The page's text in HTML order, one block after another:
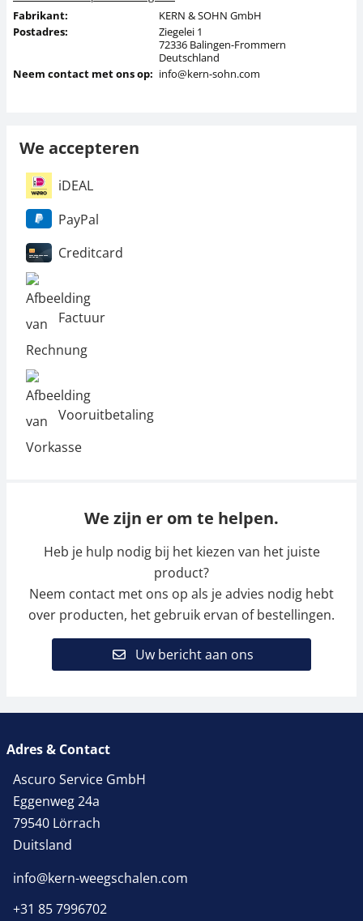
Fabrikant:
KERN & SOHN GmbH
Postadres:
Ziegelei 1
72336 Balingen-Frommern
Deutschland
Neem contact met ons op: info@kern-sohn.com
We accepteren
iDEAL
PayPal
Creditcard
Factuur
Vooruitbetaling
We zijn er om te helpen.
Heb je hulp nodig bij het kiezen van het juiste
product?
Neem contact met ons op als je advies nodig hebt
over producten, het gebruik ervan of bestellingen.
Uw bericht aan ons
Adres & Contact
Ascuro Service GmbH
Eggenweg 24a
79540 Lörrach
Duitsland
info@kern-weegschalen.com
+31 85 7996702